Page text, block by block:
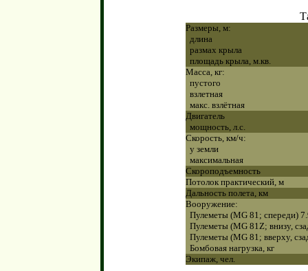
Размеры, м:
длина
размах крыла
площадь крыла, м.кв.
Масса, кг:
пустого
взлетная
макс. взлётная
Двигатель
мощность, л.с.
Скорость, км/ч:
у земли
максимальная
Скороподъемность
Потолок практический, м
Дальность полета, км
Вооружение:
Пулеметы (MG 81; спереди)
Пулеметы (MG 81Z; внизу,
Пулеметы (MG 81; вверху,
Бомбовая нагрузка, кг
Экипаж, чел.